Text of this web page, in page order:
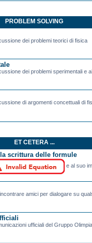
PROBLEM SOLVING
dei problemi teorici di fisica
dei problemi sperimentali e
di argomenti concettuali di
ET CETERA ...
la scrittura delle formule
e al suo
amici per dialogare su
ufficiali del Gruppo